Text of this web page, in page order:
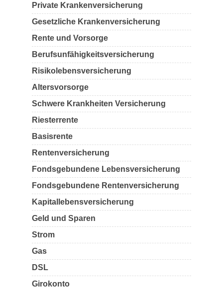
Private Krankenversicherung
Gesetzliche Krankenversicherung
Rente und Vorsorge
Berufs­unfähigkeitsversicherung
Risikolebensversicherung
Altersvorsorge
Schwere Krankheiten Versicherung
Riesterrente
Basisrente
Rentenversicherung
Fondsgebundene Lebensversicherung
Fondsgebundene Rentenversicherung
Kapitallebensversicherung
Geld und Sparen
Strom
Gas
DSL
Girokonto